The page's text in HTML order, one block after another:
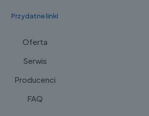
Przydatne linki
Oferta
Serwis
Producenci
FAQ